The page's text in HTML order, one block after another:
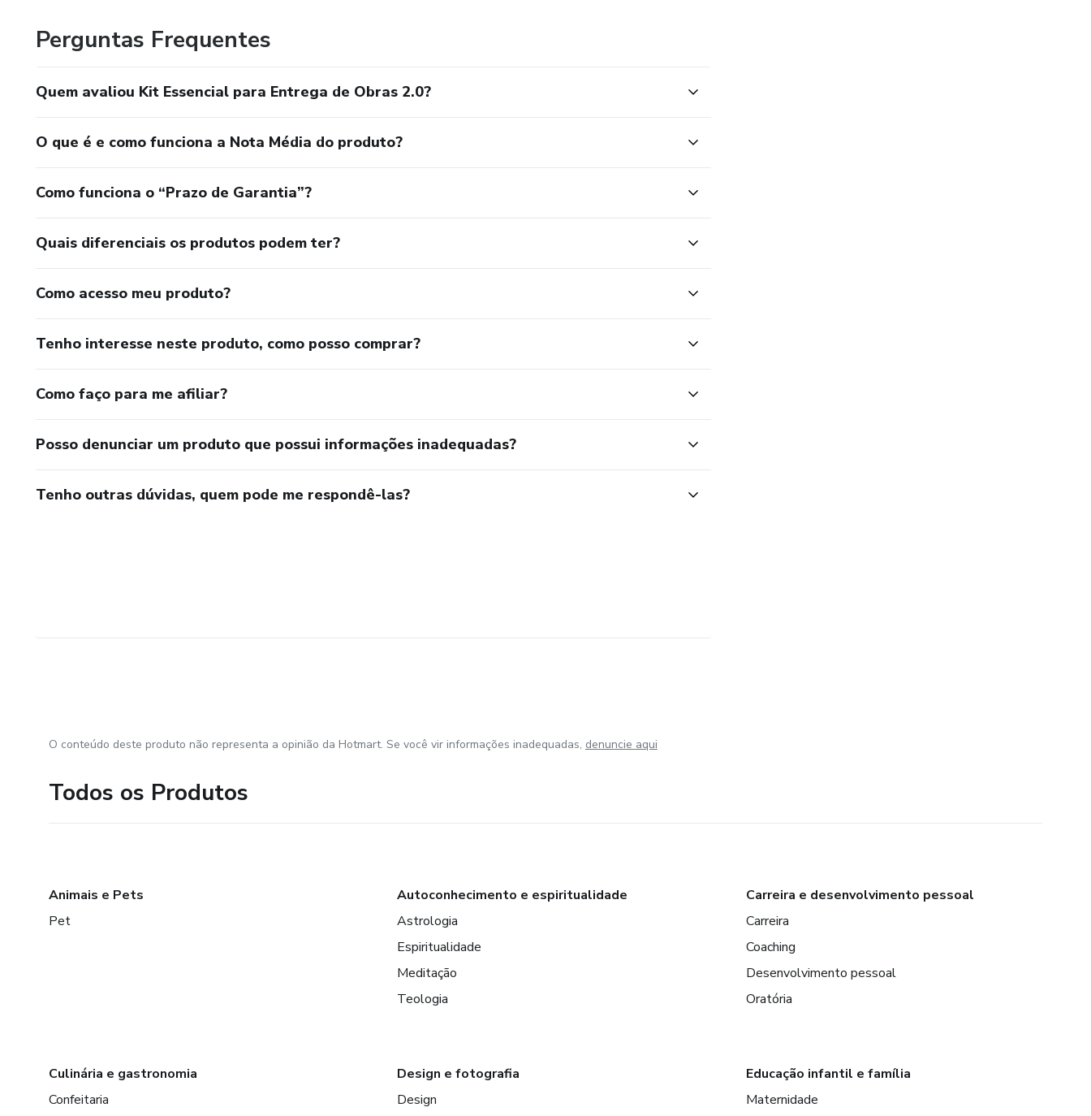
Perguntas Frequentes
Quem avaliou Kit Essencial para Entrega de Obras 2.0?
O que é e como funciona a Nota Média do produto?
Como funciona o “Prazo de Garantia”?
Quais diferenciais os produtos podem ter?
Como acesso meu produto?
Tenho interesse neste produto, como posso comprar?
Como faço para me afiliar?
Posso denunciar um produto que possui informações inadequadas?
Tenho outras dúvidas, quem pode me respondê-las?
O conteúdo deste produto não representa a opinião da Hotmart. Se você vir informações inadequadas, denuncie aqui
Todos os Produtos
Animais e Pets
Pet
Autoconhecimento e espiritualidade
Astrologia
Espiritualidade
Meditação
Teologia
Carreira e desenvolvimento pessoal
Carreira
Coaching
Desenvolvimento pessoal
Oratória
Culinária e gastronomia
Confeitaria
Design e fotografia
Design
Educação infantil e família
Maternidade